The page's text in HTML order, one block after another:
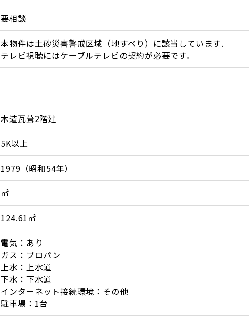
要相談
本物件は土砂災害警戒区域（地すべり）に該当しています.
テレビ視聴にはケーブルテレビの契約が必要です。
木造瓦葺2階建
5K以上
1979（昭和54年）
㎡
124.61㎡
電気：あり
ガス：プロパン
上水：上水道
下水：下水道
インターネット接続環境：その他
駐車場：1台